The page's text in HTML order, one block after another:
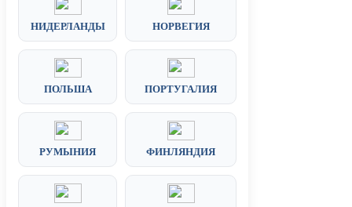
НИДЕРЛАНДЫ НОРВЕГИЯ
ПОЛЬША ПОРТУГАЛИЯ
РУМЫНИЯ ФИНЛЯНДИЯ